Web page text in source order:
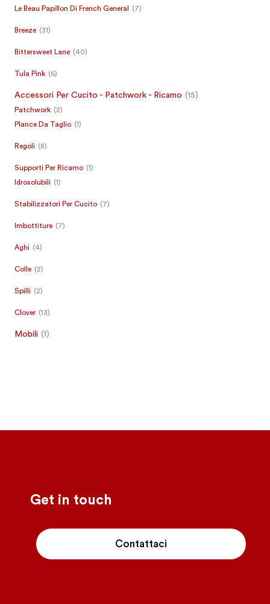
Le Beau Papillon Di French General (7)
Breeze (31)
Bittersweet Lane (40)
Tula Pink (6)
Accessori Per Cucito - Patchwork - Ricamo (15)
Patchwork (2)
Plance Da Taglio (1)
Regoli (8)
Supporti Per Ricamo (1)
Idrosolubili (1)
Stabilizzatori Per Cucito (7)
Imbottiture (7)
Aghi (4)
Colle (2)
Spilli (2)
Clover (13)
Mobili (1)
Get in touch
Contattaci